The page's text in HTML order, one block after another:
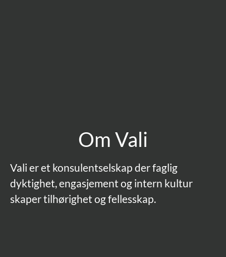
Om Vali
Vali er et konsulentselskap der faglig
dyktighet, engasjement og intern kultur
skaper tilhørighet og fellesskap.